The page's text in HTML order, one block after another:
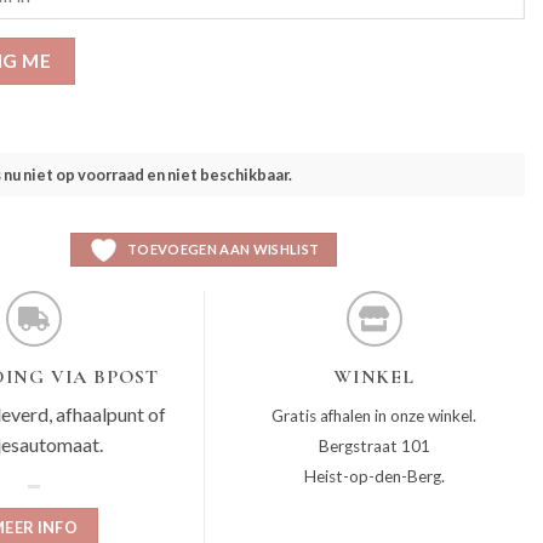
ME
niet op voorraad en niet beschikbaar.
TOEVOEGEN AAN WISHLIST
VIA BPOST
afhaalpunt of
INFO
WINKEL
Gratis afhalen in onze winkel.
Bergstraat 101
Heist-op-den-Berg.